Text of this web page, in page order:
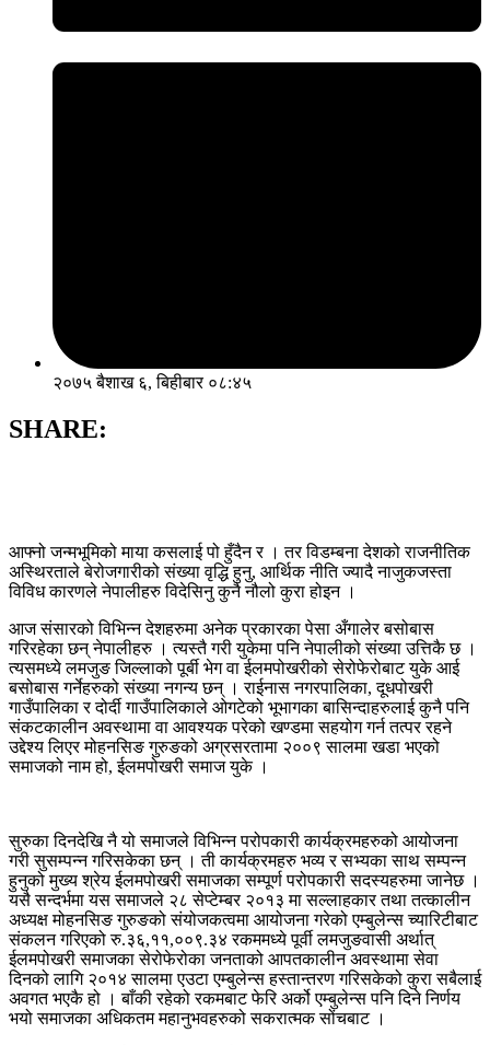
२०७५ बैशाख ६, बिहीबार ०८:४५
SHARE:
आफ्नो जन्मभूमिको माया कसलाई पो हुँदैन र । तर विडम्बना देशको राजनीतिक
अस्थिरताले बेरोजगारीको संख्या वृद्धि हुनु, आर्थिक नीति ज्यादै नाजुकजस्ता
विविध कारणले नेपालीहरु विदेसिनु कुनै नौलो कुरा होइन ।
आज संसारको विभिन्न देशहरुमा अनेक प्रकारका पेसा अँगालेर बसोबास
गरिरहेका छन् नेपालीहरु । त्यस्तै गरी युकेमा पनि नेपालीको संख्या उत्तिकै छ ।
त्यसमध्ये लमजुङ जिल्लाको पूर्बी भेग वा ईलमपोखरीको सेरोफेरोबाट युके आई
बसोबास गर्नेहरुको संख्या नगन्य छन् । राईनास नगरपालिका, दूधपोखरी
गाउँपालिका र दोर्दी गाउँपालिकाले ओगटेको भूभागका बासिन्दाहरुलाई कुनै पनि
संकटकालीन अवस्थामा वा आवश्यक परेको खण्डमा सहयोग गर्न तत्पर रहने
उद्देश्य लिएर मोहनसिङ गुरुङको अग्रसरतामा २००९ सालमा खडा भएको
समाजको नाम हो, ईलमपोखरी समाज युके ।
सुरुका दिनदेखि नै यो समाजले विभिन्न परोपकारी कार्यक्रमहरुको आयोजना
गरी सुसम्पन्न गरिसकेका छन् । ती कार्यक्रमहरु भव्य र सभ्यका साथ सम्पन्न
हुनुको मुख्य श्रेय ईलमपोखरी समाजका सम्पूर्ण परोपकारी सदस्यहरुमा जानेछ ।
यसै सन्दर्भमा यस समाजले २८ सेप्टेम्बर २०१३ मा सल्लाहकार तथा तत्कालीन
अध्यक्ष मोहनसिङ गुरुङको संयोजकत्वमा आयोजना गरेको एम्बुलेन्स च्यारिटीबाट
संकलन गरिएको रु.३६,११,००९.३४ रकममध्ये पूर्वी लमजुङवासी अर्थात्
ईलमपोखरी समाजका सेरोफेरोका जनताको आपतकालीन अवस्थामा सेवा
दिनको लागि २०१४ सालमा एउटा एम्बुलेन्स हस्तान्तरण गरिसकेको कुरा सबैलाई
अवगत भएकै हो । बाँकी रहेको रकमबाट फेरि अर्को एम्बुलेन्स पनि दिने निर्णय
भयो समाजका अधिकतम महानुभवहरुको सकरात्मक सोंचबाट ।